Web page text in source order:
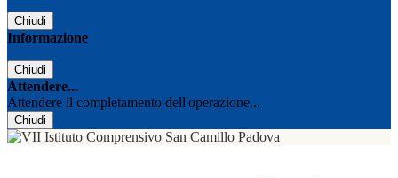
Chiudi
Informazione
Chiudi
Attendere...
Attendere il completamento dell'operazione...
Chiudi